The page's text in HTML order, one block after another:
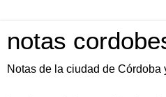
notas
Notas de la ciudad de Córdoba